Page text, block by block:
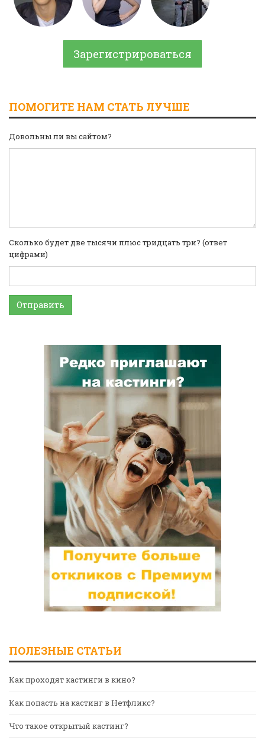
Зарегистрироваться
ПОМОГИТЕ НАМ СТАТЬ ЛУЧШЕ
Довольны ли вы сайтом?
Сколько будет две тысячи плюс тридцать три? (ответ
цифрами)
Отправить
ПОЛЕЗНЫЕ СТАТЬИ
Как проходят кастинги в кино?
Как попасть на кастинг в Нетфликс?
Что такое открытый кастинг?